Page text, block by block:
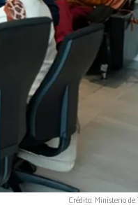
Crédito: Ministerio de